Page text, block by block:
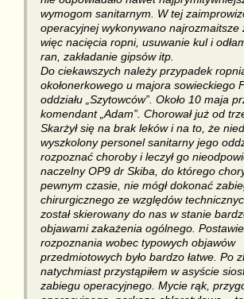
wymogom sanitarnym. W tej
operacyjnej wykonywano najrozmaitsze
więc nacięcia ropni, usuwanie kul i
ran, zakładanie gipsów itp.
Do ciekawszych należy przypadek
okołonerkowego u majora sowieckiego
oddziału „Szytowców”. Około 10 maja
komendant „Adam”. Chorował już od
Skarżył się na brak leków i na to, że
wyszkolony personel sanitarny jego
rozpoznać choroby i leczył go
naczelny OP9 dr Skiba, do którego
pewnym czasie, nie mógł dokonać
chirurgicznego ze względów
został skierowany do nas w stanie
objawami zakażenia ogólnego.
rozpoznania wobec typowych objawów
przedmiotowych było bardzo łatwe. Po
natychmiast przystąpiłem w asyście
zabiegu operacyjnego. Mycie rąk,